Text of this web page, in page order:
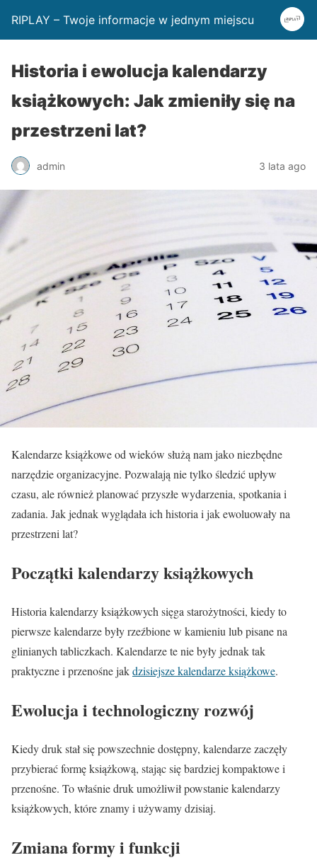
RIPLAY – Twoje informacje w jednym miejscu
Historia i ewolucja kalendarzy
książkowych: Jak zmieniły się na
przestrzeni lat?
admin 3 lata ago
Kalendarze książkowe od wieków służą nam jako niezbędne
narzędzie organizacyjne. Pozwalają nie tylko śledzić upływ
czasu, ale również planować przyszłe wydarzenia, spotkania i
zadania. Jak jednak wyglądała ich historia i jak ewoluowały na
przestrzeni lat?
Początki kalendarzy książkowych
Historia kalendarzy książkowych sięga starożytności, kiedy to
pierwsze kalendarze były rzeźbione w kamieniu lub pisane na
glinianych tabliczkach. Kalendarze te nie były jednak tak
praktyczne i przenośne jakdzisiejsze kalendarze książkowe.
Ewolucja i technologiczny rozwój
Kiedy druk stał się powszechnie dostępny, kalendarze zaczęły
przybierać formę książkową, stając się bardziej kompaktowe i
przenośne. To właśnie druk umożliwił powstanie kalendarzy
książkowych, które znamy i używamy dzisiaj.
Zmiana formy i funkcji